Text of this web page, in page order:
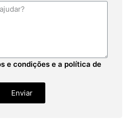
e condições e a política de
Enviar